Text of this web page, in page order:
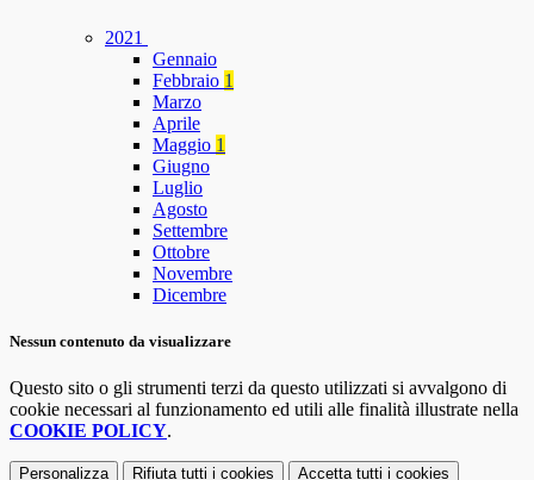
2021
Gennaio
Febbraio 1
Marzo
Aprile
Maggio 1
Giugno
Luglio
Agosto
Settembre
Ottobre
Novembre
Dicembre
Nessun contenuto da visualizzare
Questo sito o gli strumenti terzi da questo utilizzati si avvalgono di
cookie necessari al funzionamento ed utili alle finalità illustrate nella
COOKIE POLICY.
Personalizza Rifiuta tutti i cookies Accetta tutti i cookies